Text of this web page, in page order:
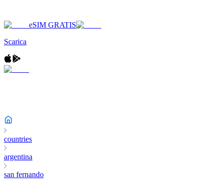
eSIM GRATIS
Scarica
countries
argentina
san fernando